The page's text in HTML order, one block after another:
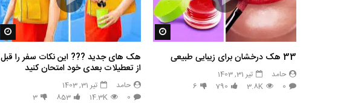
مشاهده بعدا
33 هک درخشان برای زیبایی طبیعی
حامد
تیر 31, 1403
0
3.8K
790
6
هک های جدید ??️? این نکات سفر را قبل
از تعطیلات بعدی خود امتحان کنید
حامد
تیر 31, 1403
0
14.3K
853
3